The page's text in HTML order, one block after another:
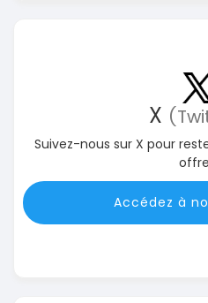
X
Suivez-nous sur X pour
Accédez à